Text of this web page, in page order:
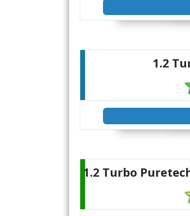
1.2
1.2 Turbo